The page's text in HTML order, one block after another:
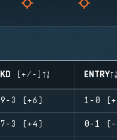
KD (+/-) ENTRY
9-3 (+6) 1-0
7-3 (+4) 0-1 (-